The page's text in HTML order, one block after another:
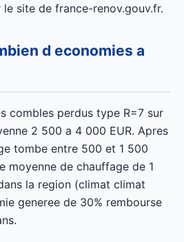
site de france-renov.gouv.fr.
d economies a
combles perdus type R=7 sur
2 500 a 4 000 EUR. Apres
tombe entre 500 et 1 500
moyenne de chauffage de 1
la region (climat climat
generee de 30% rembourse